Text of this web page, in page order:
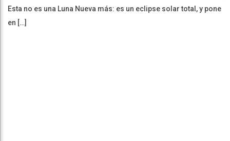
Esta no es una Luna Nueva más: es un eclipse solar total, y pone
en […]